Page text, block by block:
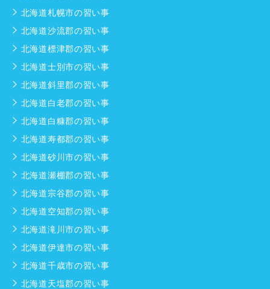
北海道札幌市の習い事
北海道沙流郡の習い事
北海道標津郡の習い事
北海道士別市の習い事
北海道斜里郡の習い事
北海道白老郡の習い事
北海道白糠郡の習い事
北海道寿都郡の習い事
北海道砂川市の習い事
北海道瀬棚郡の習い事
北海道宗谷郡の習い事
北海道空知郡の習い事
北海道滝川市の習い事
北海道伊達市の習い事
北海道千歳市の習い事
北海道天塩郡の習い事